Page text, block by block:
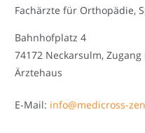
Fachärzte für Orthopädie,
Bahnhofplatz 4
74172 Neckarsulm,
Ärztehaus
E-Mail: info@medicross-